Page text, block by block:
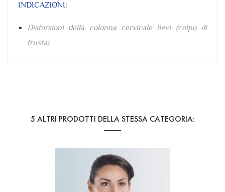
INDICAZIONI:
Distorsioni della colonna cervicale lievi (colpo di
frusta)
5 ALTRI PRODOTTI DELLA STESSA CATEGORIA: